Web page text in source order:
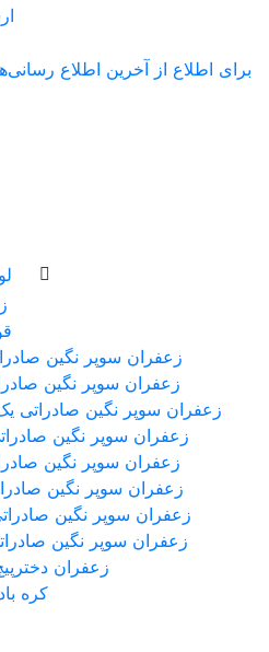
برای اطلاع از آخرین اطلاع
زعفران سوپر نگین
زعفران سوپر نگین
زعفران سوپر نگین صادراتی
زعفران سوپر نگین
زعفران سوپر نگین
زعفران سوپر نگین
زعفران سوپر نگین
زعفران سوپر نگین
زعفران
کره